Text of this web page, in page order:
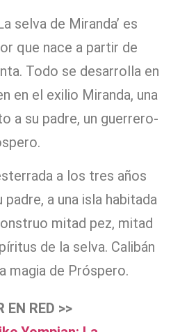
selva de Miranda’ es
que nace a partir de
Todo se desarrolla en
en el exilio Miranda, una
a su padre, un guerrero-
a los tres años
padre, a una isla habitada
mitad pez, mitad
de la selva. Calibán
magia de Próspero.
EN RED >>